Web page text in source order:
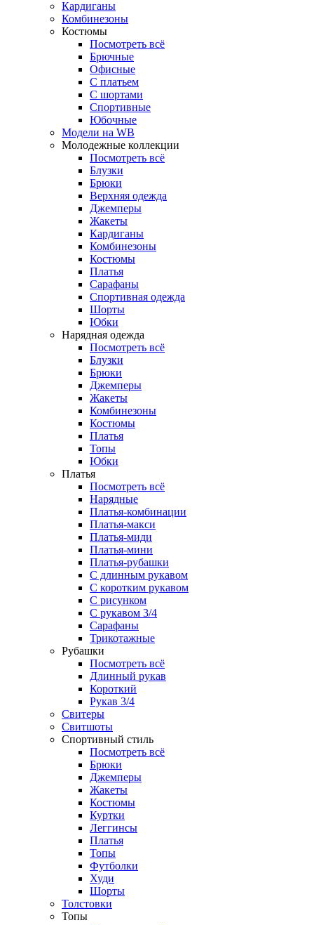
Кардиганы
Комбинезоны
Костюмы
Посмотреть всё
Брючные
Офисные
С платьем
С шортами
Спортивные
Юбочные
Модели на WB
Молодежные коллекции
Посмотреть всё
Блузки
Брюки
Верхняя одежда
Джемперы
Жакеты
Кардиганы
Комбинезоны
Костюмы
Платья
Сарафаны
Спортивная одежда
Шорты
Юбки
Нарядная одежда
Посмотреть всё
Блузки
Брюки
Джемперы
Жакеты
Комбинезоны
Костюмы
Платья
Топы
Юбки
Платья
Посмотреть всё
Нарядные
Платья-комбинации
Платья-макси
Платья-миди
Платья-мини
Платья-рубашки
С длинным рукавом
С коротким рукавом
С рисунком
С рукавом 3/4
Сарафаны
Трикотажные
Рубашки
Посмотреть всё
Длинный рукав
Короткий
Рукав 3/4
Свитеры
Свитшоты
Спортивный стиль
Посмотреть всё
Брюки
Джемперы
Жакеты
Костюмы
Куртки
Леггинсы
Платья
Топы
Футболки
Худи
Шорты
Толстовки
Топы